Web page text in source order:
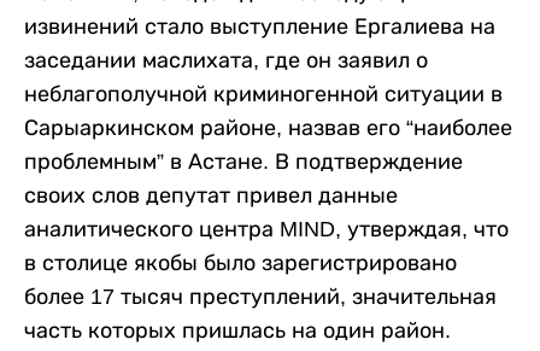
извинений стало выступление Ергалиева на
заседании маслихата, где он заявил о
неблагополучной криминогенной ситуации в
Сарыаркинском районе, назвав его “наиболее
проблемным” в Астане. В подтверждение
своих слов депутат привел данные
аналитического центра MIND, утверждая, что
в столице якобы было зарегистрировано
более 17 тысяч преступлений, значительная
часть которых пришлась на один район.